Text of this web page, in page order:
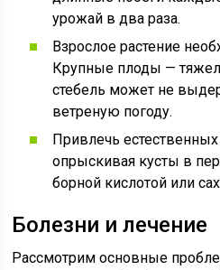
урожай в два раза.
Взрослое растение
Крупные плоды —
стебель может не
ветреную погоду.
Привлечь
опрыскивая кусты в
борной кислотой или
Болезни и лечение
Рассмотрим основные